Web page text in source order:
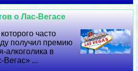
о Лас-Вегасе
часто
получил премию
алкоголика в
...